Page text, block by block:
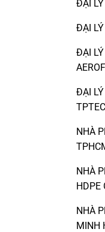
ĐẠI
ĐẠI
ĐẠI
ĐẠI
NHÀ
NHÀ
HDPE
NHÀ
MINH